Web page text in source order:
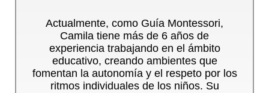
Actualmente, como Guía Montessori,
Camila tiene más de 6 años de
experiencia trabajando en el ámbito
educativo, creando ambientes que
fomentan la autonomía y el respeto por los
ritmos individuales de los niños. Su